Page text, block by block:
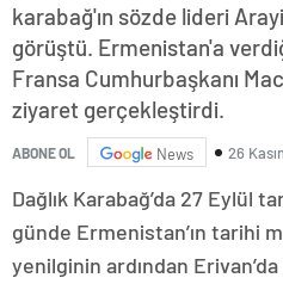
karabağ'ın sözde lideri
görüştü. Ermenistan'a
Fransa Cumhurbaşkanı
ziyaret gerçekleştirdi.
ABONE OL News 26
Dağlık Karabağ’da 27 Eylül
günde Ermenistan’ın tarihi
yenilginin ardından